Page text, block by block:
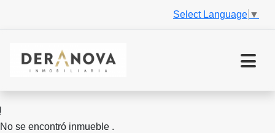
Select Language ▼
No se encontró inmueble .